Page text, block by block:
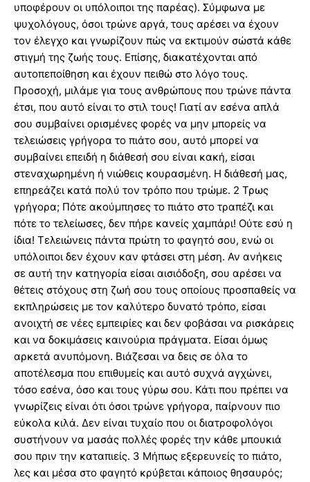
υποφέρουν οι υπόλοιποι της παρέας). Σύμφωνα με
ψυχολόγους, όσοι τρώνε αργά, τους αρέσει να έχουν
τον έλεγχο και γνωρίζουν πώς να εκτιμούν σώστά κάθε
στιγμή της ζωής τους. Επίσης, διακατέχονται από
αυτοπεποίθηση και έχουν πειθώ στο λόγο τους.
Προσοχή, μιλάμε για τους ανθρώπους που τρώνε πάντα
έτσι, που αυτό είναι το στιλ τους! Γιατί αν εσένα απλά
σου συμβαίνει ορισμένες φορές να μην μπορείς να
τελειώσεις γρήγορα το πιάτο σου, αυτό μπορεί να
συμβαίνει επειδή η διάθεσή σου είναι κακή, είσαι
στεναχωρημένη ή νιώθεις κουρασμένη. Η διάθεσή μας,
επηρεάζει κατά πολύ τον τρόπο που τρώμε. 2 Τρως
γρήγορα; Πότε ακούμπησες το πιάτο στο τραπέζι και
πότε το τελείωσες, δεν πήρε κανείς χαμπάρι! Ούτε εσύ η
ίδια! Τελειώνεις πάντα πρώτη το φαγητό σου, ενώ οι
υπόλοιποι δεν έχουν καν φτάσει στη μέση. Αν ανήκεις
σε αυτή την κατηγορία είσαι αισιόδοξη, σου αρέσει να
θέτεις στόχους στη ζωή σου τους οποίους προσπαθείς να
εκπληρώσεις με τον καλύτερο δυνατό τρόπο, είσαι
ανοιχτή σε νέες εμπειρίες και δεν φοβάσαι να ρισκάρεις
και να δοκιμάσεις καινούρια πράγματα. Είσαι όμως
αρκετά ανυπόμονη. Βιάζεσαι να δεις σε όλα το
αποτέλεσμα που επιθυμείς και αυτό συχνά αγχώνει,
τόσο εσένα, όσο και τους γύρω σου. Κάτι που πρέπει να
γνωρίζεις είναι ότι όσοι τρώνε γρήγορα, παίρνουν πιο
εύκολα κιλά. Δεν είναι τυχαίο που οι διατροφολόγοι
συστήνουν να μασάς πολλές φορές την κάθε μπουκιά
σου πριν την καταπιείς. 3 Μήπως εξερευνείς το πιάτο,
λες και μέσα στο φαγητό κρύβεται κάποιος θησαυρός;